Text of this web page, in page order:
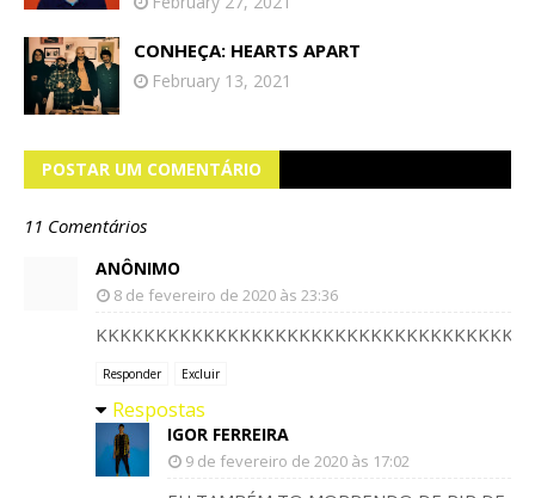
CONHEÇA: HEARTS APART
February 13, 2021
POSTAR UM COMENTÁRIO
11 Comentários
ANÔNIMO
8 de fevereiro de 2020 às 23:36
Responder Excluir
Respostas
IGOR FERREIRA
9 de fevereiro de 2020 às 17:02